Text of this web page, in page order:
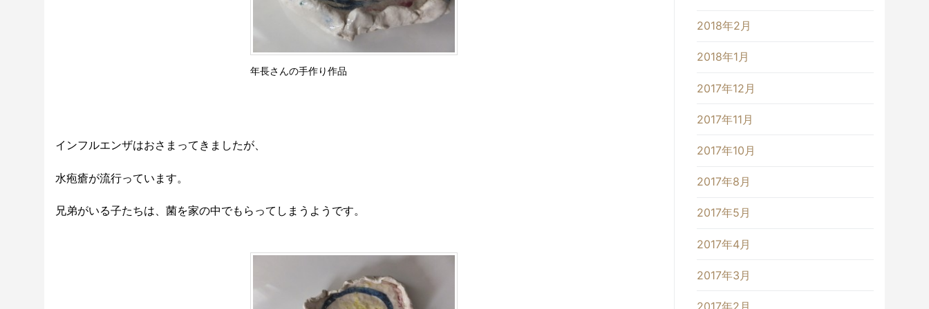
年長さんの手作り作品
インフルエンザはおさまってきましたが、
水疱瘡が流行っています。
兄弟がいる子たちは、菌を家の中でもらってしまうようです。
2018年2月
2018年1月
2017年12月
2017年11月
2017年10月
2017年8月
2017年5月
2017年4月
2017年3月
2017年2月